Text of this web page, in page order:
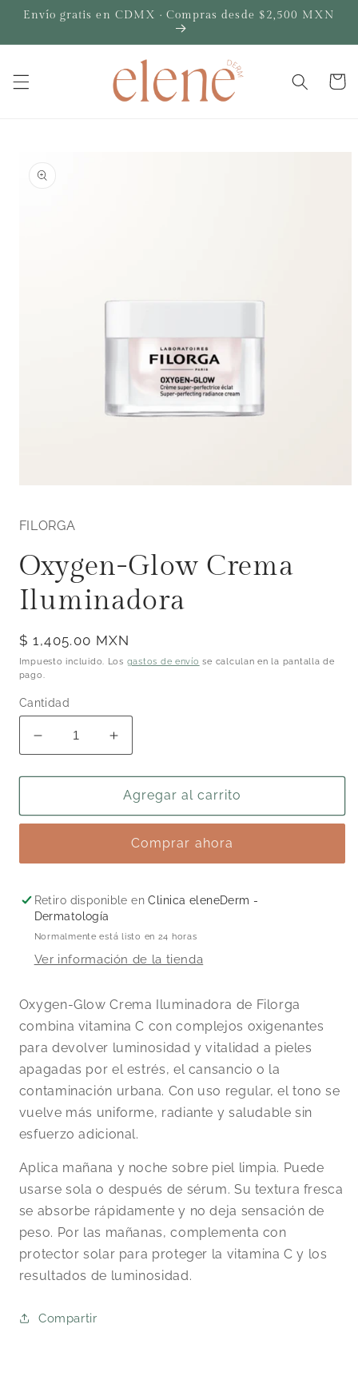
directamente
Envío gratis en CDMX · Compras desde $2,500 MXN
Carrito
información
1
ventana
modal
FILORGA
Oxygen-Glow Crema
Iluminadora
Precio
habitual
$ 1,405.00 MXN
Impuesto incluido. Los gastos de envío se calculan en la pantalla de
pago.
Cantidad
Reducir
cantidad
para
Glow
Aumentar
cantidad
para
Oxygen-
Glow
Iluminadora
Agregar al carrito
Comprar ahora
Retiro disponible enClinica eleneDerm -
Dermatología
Normalmente está listo en 24 horas
Ver información de la tienda
Oxygen-Glow Crema Iluminadora de Filorga
combina vitamina C con complejos oxigenantes
para devolver luminosidad y vitalidad a pieles
apagadas por el estrés, el cansancio o la
contaminación urbana. Con uso regular, el tono se
vuelve más uniforme, radiante y saludable sin
esfuerzo adicional.
Aplica mañana y noche sobre piel limpia. Puede
usarse sola o después de sérum. Su textura fresca
se absorbe rápidamente y no deja sensación de
peso. Por las mañanas, complementa con
protector solar para proteger la vitamina C y los
resultados de luminosidad.
Compartir